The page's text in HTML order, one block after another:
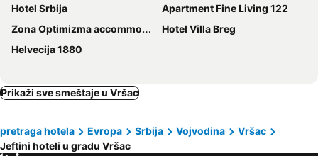
Hotel Srbija
Apartment Fine Living 122
Zona Optimizma accommodation & SPA
Hotel Villa Breg
Helvecija 1880
Prikaži sve smeštaje u Vršac
pretraga hotela Evropa Srbija Vojvodina
Vršac
Jeftini hoteli u gradu Vršac